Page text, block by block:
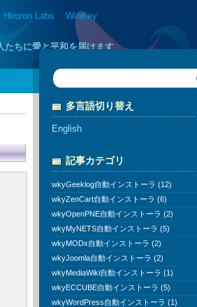
Hiroron Labs :: WinKey
ちに愛と平和を届けます
多言語切り替え
English
記事カテゴリ
wkyGeeklog自動インストーラ (12)
wkyZenCart自動インストーラ (6)
wkyOpenPNE自動インストーラ (2)
wkyMyNETS自動インストーラ (5)
wkyMODx自動インストーラ (2)
wkyJoomla自動インストーラ (2)
wkyMediaWiki自動インストーラ (1)
wkyECCUBE自動インストーラ (5)
wkyWordPress自動インストーラ (1)